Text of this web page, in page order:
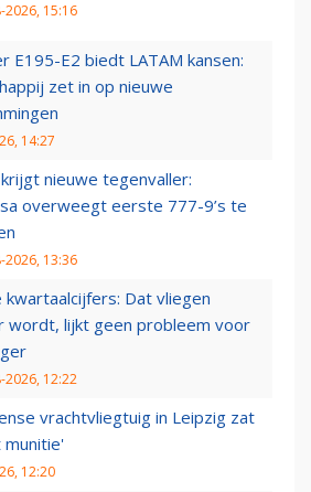
2026, 15:16
E195-E2 biedt LATAM kansen:
zet in op nieuwe
14:27
nieuwe tegenvaller:
overweegt eerste 777-9’s te
2026, 13:36
kwartaalcijfers: Dat vliegen
wordt, lijkt geen probleem voor
2026, 12:22
vrachtvliegtuig in Leipzig zat
12:20